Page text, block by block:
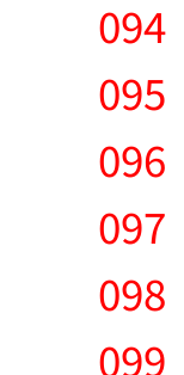
094
095
096
097
098